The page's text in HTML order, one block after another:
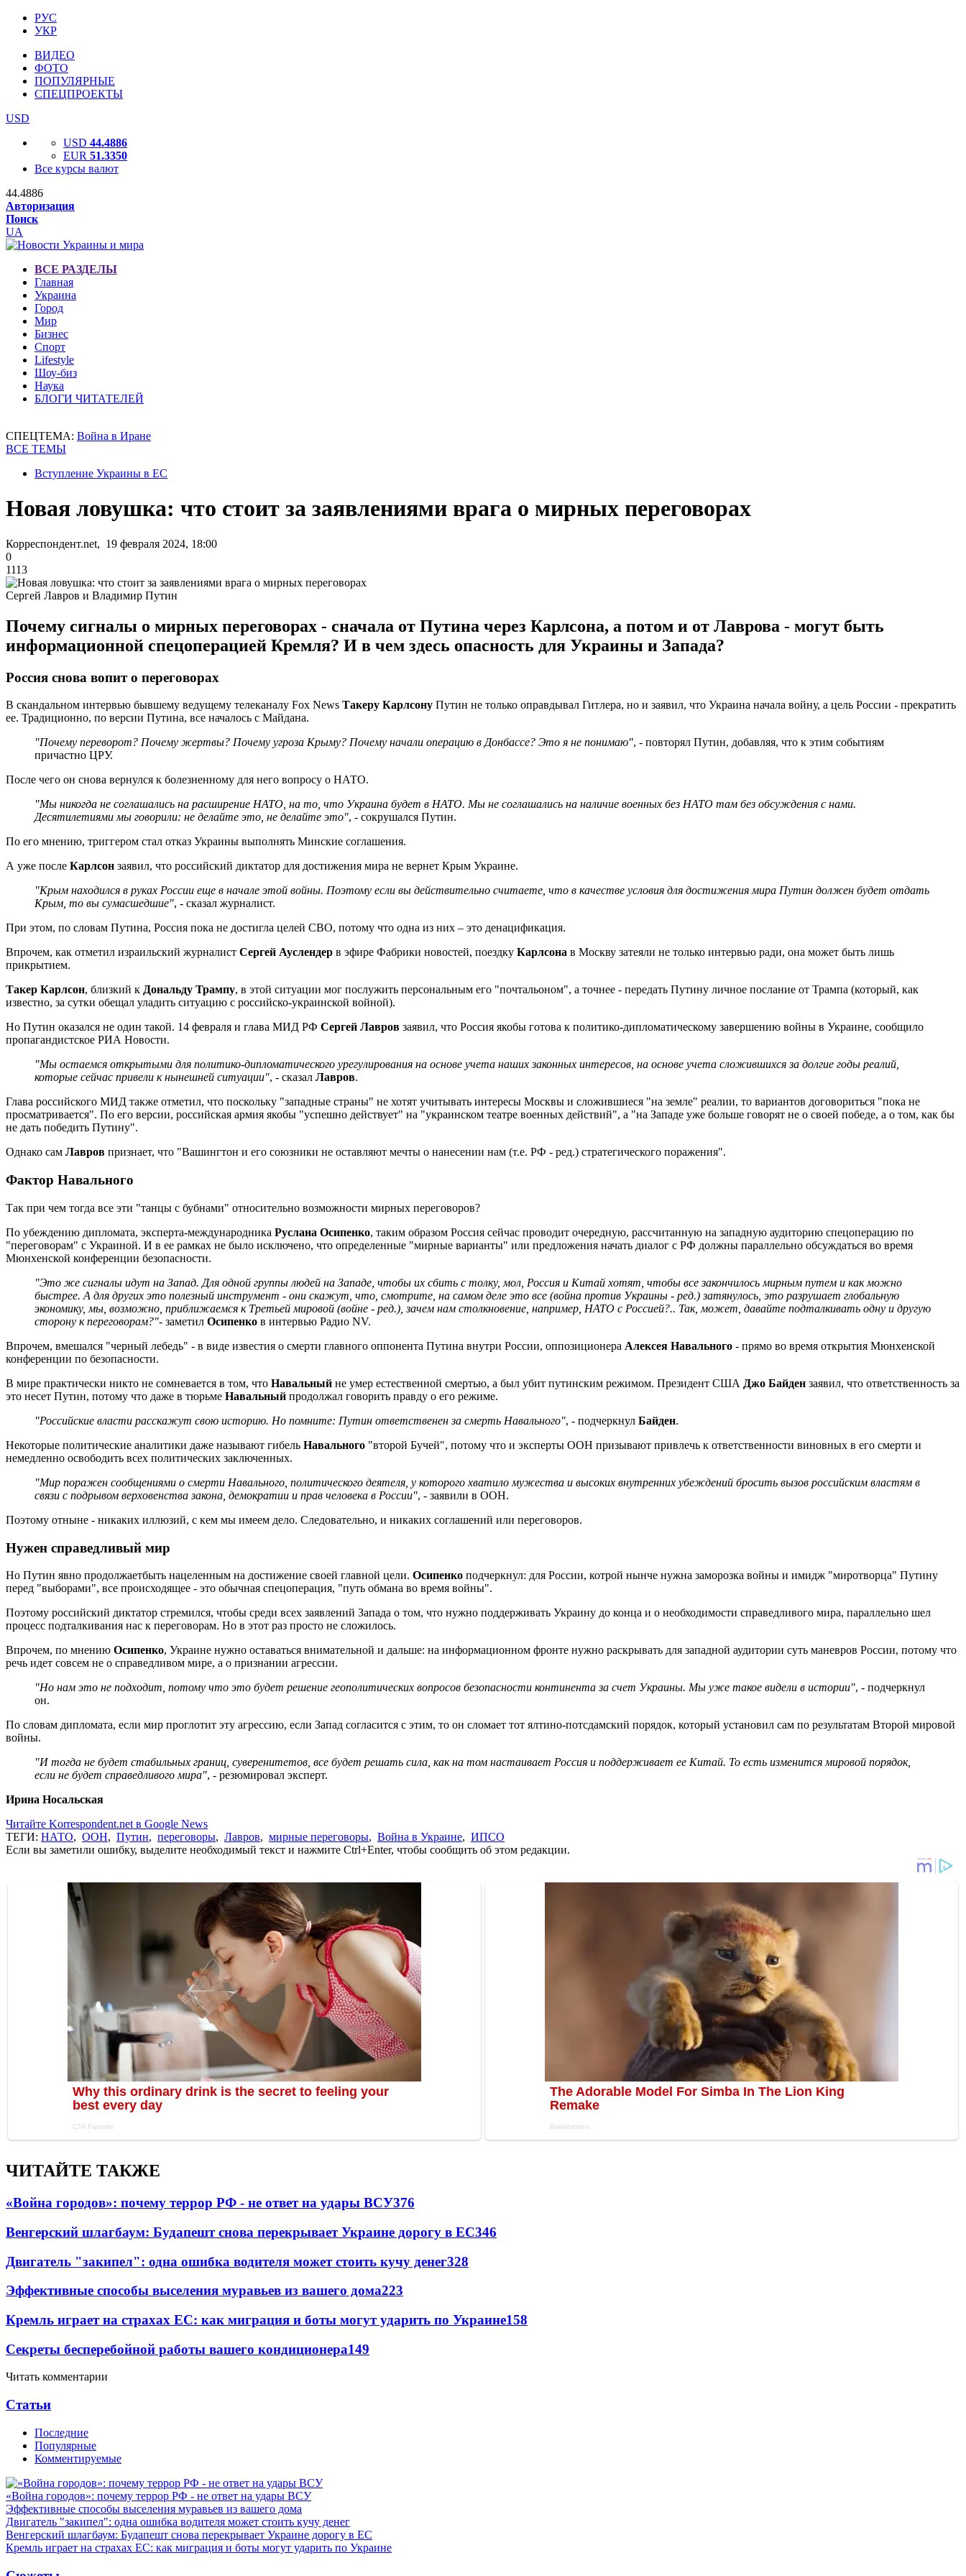
РУС
УКР
ВИДЕО
ФОТО
ПОПУЛЯРНЫЕ
СПЕЦПРОЕКТЫ
USD
USD 44.4886
EUR 51.3350
Все курсы валют
44.4886
Авторизация
Поиск
UA
ВСЕ РАЗДЕЛЫ
Главная
Украина
Город
Мир
Бизнес
Спорт
Lifestyle
Шоу-биз
Наука
БЛОГИ ЧИТАТЕЛЕЙ
СПЕЦТЕМА: Война в Иране
ВСЕ ТЕМЫ
Вступление Украины в ЕС
Новая ловушка: что стоит за заявлениями врага о мирных переговорах
Корреспондент.net, 19 февраля 2024, 18:00
0
1113
Сергей Лавров и Владимир Путин
Почему сигналы о мирных переговорах - сначала от Путина через Карлсона, а потом и от Лаврова - могут быть
информационной спецоперацией Кремля? И в чем здесь опасность для Украины и Запада?
Россия снова вопит о переговорах
В скандальном интервью бывшему ведущему телеканалу Fox News Такеру Карлсону Путин не только оправдывал Гитлера, но и заявил, что Украина начала войну, а цель России - прекратить
ее. Традиционно, по версии Путина, все началось с Майдана.
"Почему переворот? Почему жертвы? Почему угроза Крыму? Почему начали операцию в Донбассе? Это я не понимаю", - повторял Путин, добавляя, что к этим событиям
причастно ЦРУ.
После чего он снова вернулся к болезненному для него вопросу о НАТО.
"Мы никогда не соглашались на расширение НАТО, на то, что Украина будет в НАТО. Мы не соглашались на наличие военных без НАТО там без обсуждения с нами.
Десятилетиями мы говорили: не делайте это, не делайте это", - сокрушался Путин.
По его мнению, триггером стал отказ Украины выполнять Минские соглашения.
А уже после Карлсон заявил, что российский диктатор для достижения мира не вернет Крым Украине.
"Крым находился в руках России еще в начале этой войны. Поэтому если вы действительно считаете, что в качестве условия для достижения мира Путин должен будет отдать
Крым, то вы сумасшедшие", - сказал журналист.
При этом, по словам Путина, Россия пока не достигла целей СВО, потому что одна из них – это денацификация.
Впрочем, как отметил израильский журналист Сергей Ауслендер в эфире Фабрики новостей, поездку Карлсона в Москву затеяли не только интервью ради, она может быть лишь
прикрытием.
Такер Карлсон, близкий к Дональду Трампу, в этой ситуации мог послужить персональным его "почтальоном", а точнее - передать Путину личное послание от Трампа (который, как
известно, за сутки обещал уладить ситуацию с российско-украинской войной).
Но Путин оказался не один такой. 14 февраля и глава МИД РФ Сергей Лавров заявил, что Россия якобы готова к политико-дипломатическому завершению войны в Украине, сообщило
пропагандистское РИА Новости.
"Мы остаемся открытыми для политико-дипломатического урегулирования на основе учета наших законных интересов, на основе учета сложившихся за долгие годы реалий,
которые сейчас привели к нынешней ситуации", - сказал Лавров.
Глава российского МИД также отметил, что поскольку "западные страны" не хотят учитывать интересы Москвы и сложившиеся "на земле" реалии, то вариантов договориться "пока не
просматривается". По его версии, российская армия якобы "успешно действует" на "украинском театре военных действий", а "на Западе уже больше говорят не о своей победе, а о том, как бы
не дать победить Путину".
Однако сам Лавров признает, что "Вашингтон и его союзники не оставляют мечты о нанесении нам (т.е. РФ - ред.) стратегического поражения".
Фактор Навального
Так при чем тогда все эти "танцы с бубнами" относительно возможности мирных переговоров?
По убеждению дипломата, эксперта-международника Руслана Осипенко, таким образом Россия сейчас проводит очередную, рассчитанную на западную аудиторию спецоперацию по
"переговорам" с Украиной. И в ее рамках не было исключено, что определенные "мирные варианты" или предложения начать диалог с РФ должны параллельно обсуждаться во время
Мюнхенской конференции безопасности.
"Это же сигналы идут на Запад. Для одной группы людей на Западе, чтобы их сбить с толку, мол, Россия и Китай хотят, чтобы все закончилось мирным путем и как можно
быстрее. А для других это полезный инструмент - они скажут, что, смотрите, на самом деле это все (война против Украины - ред.) затянулось, это разрушает глобальную
экономику, мы, возможно, приближаемся к Третьей мировой (войне - ред.), зачем нам столкновение, например, НАТО с Россией?.. Так, может, давайте подталкивать одну и другую
сторону к переговорам?"- заметил Осипенко в интервью Радио NV.
Впрочем, вмешался "черный лебедь" - в виде известия о смерти главного оппонента Путина внутри России, оппозиционера Алексея Навального - прямо во время открытия Мюнхенской
конференции по безопасности.
В мире практически никто не сомневается в том, что Навальный не умер естественной смертью, а был убит путинским режимом. Президент США Джо Байден заявил, что ответственность за
это несет Путин, потому что даже в тюрьме Навальный продолжал говорить правду о его режиме.
"Российские власти расскажут свою историю. Но помните: Путин ответственен за смерть Навального", - подчеркнул Байден.
Некоторые политические аналитики даже называют гибель Навального "второй Бучей", потому что и эксперты ООН призывают привлечь к ответственности виновных в его смерти и
немедленно освободить всех политических заключенных.
"Мир поражен сообщениями о смерти Навального, политического деятеля, у которого хватило мужества и высоких внутренних убеждений бросить вызов российским властям в
связи с подрывом верховенства закона, демократии и прав человека в России", - заявили в ООН.
Поэтому отныне - никаких иллюзий, с кем мы имеем дело. Следовательно, и никаких соглашений или переговоров.
Нужен справедливый мир
Но Путин явно продолжаетбыть нацеленным на достижение своей главной цели. Осипенко подчеркнул: для России, котрой нынче нужна заморозка войны и имидж "миротворца" Путину
перед "выборами", все происходящее - это обычная спецоперация, "путь обмана во время войны".
Поэтому российский диктатор стремился, чтобы среди всех заявлений Запада о том, что нужно поддерживать Украину до конца и о необходимости справедливого мира, параллельно шел
процесс подталкивания нас к переговорам. Но в этот раз просто не сложилось.
Впрочем, по мнению Осипенко, Украине нужно оставаться внимательной и дальше: на информационном фронте нужно раскрывать для западной аудитории суть маневров России, потому что
речь идет совсем не о справедливом мире, а о признании агрессии.
"Но нам это не подходит, потому что это будет решение геополитических вопросов безопасности континента за счет Украины. Мы уже такое видели в истории", - подчеркнул
он.
По словам дипломата, если мир проглотит эту агрессию, если Запад согласится с этим, то он сломает тот ялтино-потсдамский порядок, который установил сам по результатам Второй мировой
войны.
"И тогда не будет стабильных границ, суверенитетов, все будет решать сила, как на том настаивает Россия и поддерживает ее Китай. То есть изменится мировой порядок,
если не будет справедливого мира", - резюмировал эксперт.
Ирина Носальская
Читайте Korrespondent.net в Google News
ТЕГИ: НАТО, ООН, Путин, переговоры, Лавров, мирные переговоры, Война в Украине, ИПСО
Если вы заметили ошибку, выделите необходимый текст и нажмите Ctrl+Enter, чтобы сообщить об этом редакции.
ЧИТАЙТЕ ТАКЖЕ
«Война городов»: почему террор РФ - не ответ на удары ВСУ376
Венгерский шлагбаум: Будапешт снова перекрывает Украине дорогу в ЕС346
Двигатель "закипел": одна ошибка водителя может стоить кучу денег328
Эффективные способы выселения муравьев из вашего дома223
Кремль играет на страхах ЕС: как миграция и боты могут ударить по Украине158
Секреты бесперебойной работы вашего кондиционера149
Читать комментарии
Статьи
Последние
Популярные
Комментируемые
«Война городов»: почему террор РФ - не ответ на удары ВСУ
Эффективные способы выселения муравьев из вашего дома
Двигатель "закипел": одна ошибка водителя может стоить кучу денег
Венгерский шлагбаум: Будапешт снова перекрывает Украине дорогу в ЕС
Кремль играет на страхах ЕС: как миграция и боты могут ударить по Украине